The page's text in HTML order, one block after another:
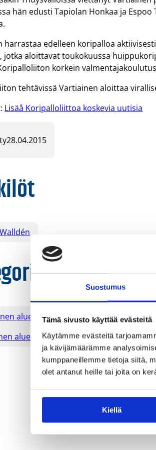
Suostumus
Tämä sivusto käyttää evästeitä
Käytämme evästeitä
ja kävijämäärämme
kumppaneillemme tietoja siitä,
olet antanut heille tai joita on
Kiellä
hän edusti Tapiolan Honkaa ja
harrastaa edelleen koripalloa
jotka aloittavat toukokuussa
korkein
tehtävissä Vartiainen aloittaa
Lisäå Koripalloliittoa koskevia uutisia
28.04.2015
alue Itäinen alue
alue
Pohjoinen alue